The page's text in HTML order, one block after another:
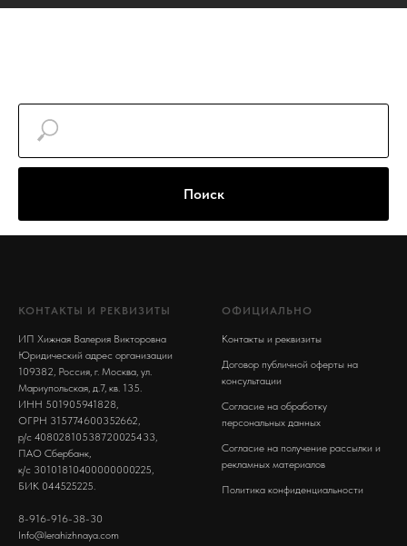
Поиск
КОНТАКТЫ И РЕКВИЗИТЫ
ИП Хижная Валерия Викторовна
Юридический адрес организации
109382, Россия, г. Москва, ул.
Мариупольская, д.7, кв. 135.
ИНН 501905941828,
ОГРН 315774600352662,
р/с 40802810538720025433,
ПАО Сбербанк,
к/с 30101810400000000225,
БИК 044525225.
8-916-916-38-30
Info@lerahizhnaya.com
ОФИЦИАЛЬНО
Контакты и реквизиты
Договор публичной оферты на
консультации
Согласие на обработку
персональных данных
Согласие на получение рассылки и
рекламных материалов
Политика конфиденциальности